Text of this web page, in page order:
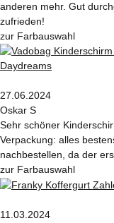
anderen mehr. Gut
zufrieden!
zur Farbauswahl
27.06.2024
Oskar S
Sehr schöner
Verpackung: alles
nachbestellen, da der
zur Farbauswahl
11.03.2024